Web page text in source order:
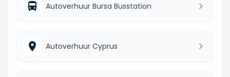
Autoverhuur Bursa Busstation
Autoverhuur Cyprus